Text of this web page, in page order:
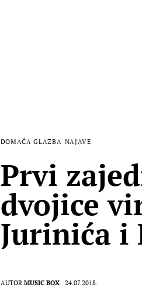
DOMAĆA GLAZBA NAJAVE
Prvi
dvojice
Jurinića i
AUTOR MUSIC BOX 24.07.2018.